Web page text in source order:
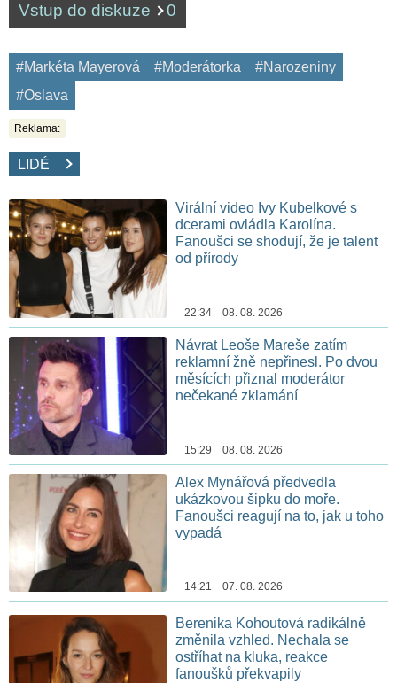
Vstup do diskuze 0
#Markéta Mayerová #Moderátorka
#Narozeniny
#Oslava
Reklama:
LIDÉ
Virální video Ivy Kubelkové s
dcerami ovládla Karolína.
Fanoušci se shodují, že je talent
od přírody
22:34 08. 08. 2026
Návrat Leoše Mareše zatím
reklamní žně nepřinesl. Po dvou
měsících přiznal moderátor
nečekané zklamání
15:29 08. 08. 2026
Alex Mynářová předvedla
ukázkovou šipku do moře.
Fanoušci reagují na to, jak u toho
vypadá
14:21 07. 08. 2026
Berenika Kohoutová radikálně
změnila vzhled. Nechala se
ostříhat na kluka, reakce
fanoušků překvapily